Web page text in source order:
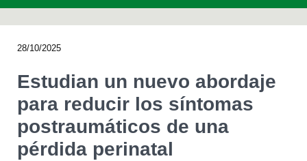
Agenda
28/10/2025
Estudian un nuevo abordaje
para reducir los síntomas
postraumáticos de una
pérdida perinatal